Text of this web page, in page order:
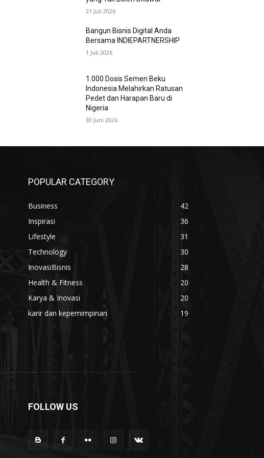
31 Juli 2026
Bangun Bisnis Digital Anda
Bersama INDIEPARTNERSHIP
1 Juli 2026
1.000 Dosis Semen Beku
Indonesia Melahirkan Ratusan
Pedet dan Harapan Baru di
Nigeria
30 Juni 2026
POPULAR CATEGORY
Business
42
Inspirasi
36
Lifestyle
31
Technology
30
InovasiBisnis
28
Health & Fitness
20
Karya & Inovasi
20
karir dan kepemimpinan
19
FOLLOW US